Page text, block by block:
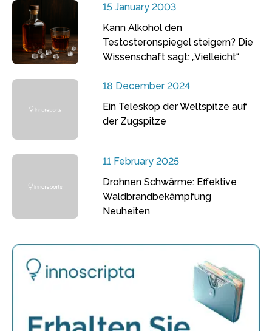
15 January 2003
Kann Alkohol den
Testosteronspiegel steigern? Die
Wissenschaft sagt: „Vielleicht“
18 December 2024
Ein Teleskop der Weltspitze auf
der Zugspitze
11 February 2025
Drohnen Schwärme: Effektive
Waldbrandbekämpfung
Neuheiten